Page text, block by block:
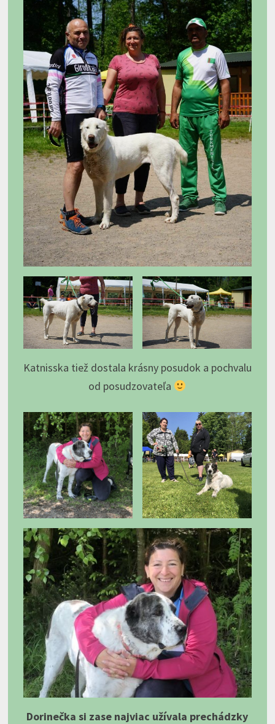
Katnisska tiež dostala krásny posudok a pochvalu
od posudzovateľa
Dorinečka si zase najviac užívala prechádzky